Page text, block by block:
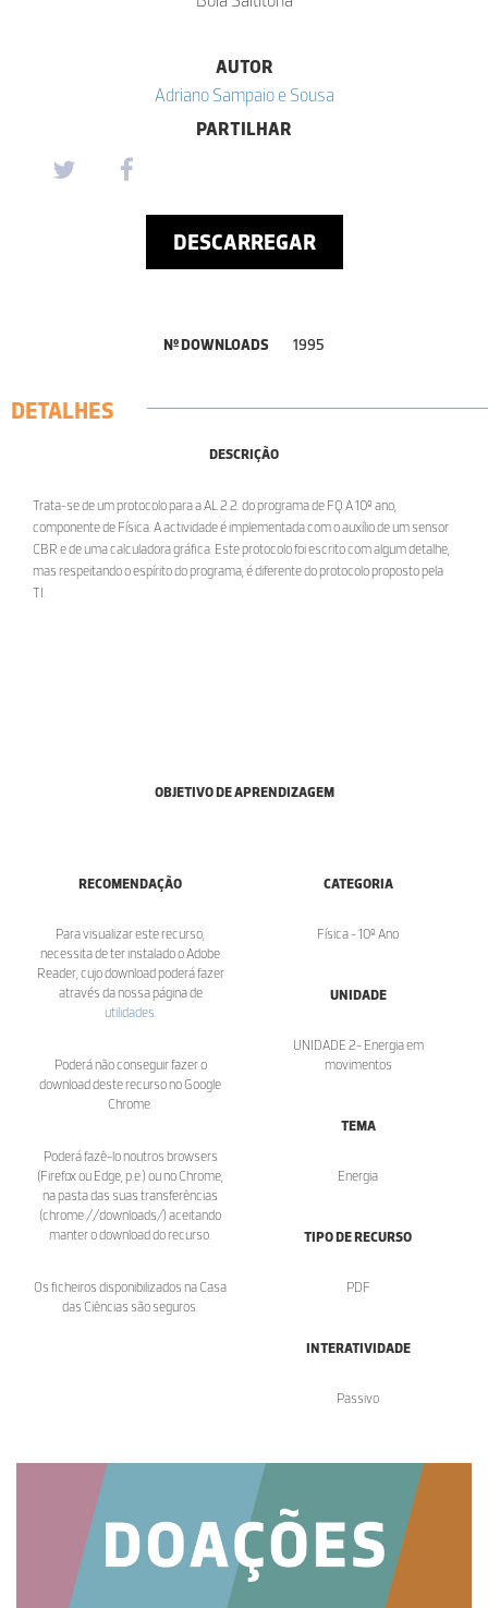
AUTOR
Adriano Sampaio e Sousa
PARTILHAR
DESCARREGAR
Nº DOWNLOADS 1995
DETALHES
DESCRIÇÃO
Trata-se de um protocolo para a AL 2.2. do programa de FQ A 10º ano,
componente de Física. A actividade é implementada com o auxílio de um sensor
CBR e de uma calculadora gráfica. Este protocolo foi escrito com algum detalhe,
mas respeitando o espírito do programa; é diferente do protocolo proposto pela
TI.
OBJETIVO DE APRENDIZAGEM
RECOMENDAÇÃO
Para visualizar este recurso,
necessita de ter instalado o Adobe
Reader, cujo download poderá fazer
através da nossa página de
utilidades
Poderá não conseguir fazer o
download deste recurso no Google
Chrome.
Poderá fazê-lo noutros browsers
(Firefox ou Edge, p.e.) ou no Chrome,
na pasta das suas transferências
(chrome://downloads/) aceitando
manter o download do recurso.
Os ficheiros disponibilizados na Casa
das Ciências são seguros.
CATEGORIA
Física - 10º Ano
UNIDADE
UNIDADE 2- Energia em
movimentos
TEMA
Energia
TIPO DE RECURSO
PDF
INTERATIVIDADE
Passivo